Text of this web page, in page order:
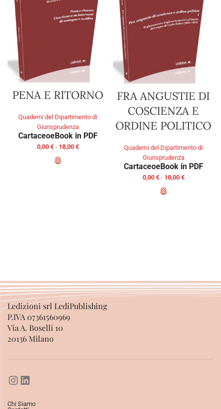
PENA E RITORNO
Quaderni del Dipartimento di
Giurisprudenza
CartaceoeBook in PDF
0,00 € - 18,00 €
FRA ANGUSTIE DI
COSCIENZA E
ORDINE POLITICO
Quaderni del Dipartimento di
Giurisprudenza
CartaceoeBook in PDF
0,00 € - 18,00 €
Ledizioni srl LediPublishing
P.IVA 07361560969
Via A. Boselli 10
20136 Milano
Chi Siamo